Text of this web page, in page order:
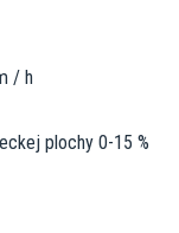
/ h
plochy 0-15 %